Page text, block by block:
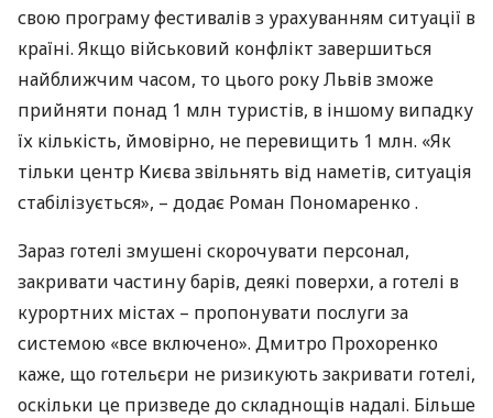
свою програму фестивалів з ​​урахуванням ситуації в
країні. Якщо військовий конфлікт завершиться
найближчим часом, то цього року Львів зможе
прийняти понад 1 млн туристів, в іншому випадку
їх кількість, ймовірно, не перевищить 1 млн. «Як
тільки центр Києва звільнять від наметів, ситуація
стабілізується», – додає Роман Пономаренко .
Зараз готелі змушені скорочувати персонал,
закривати частину барів, деякі поверхи, а готелі в
курортних містах – пропонувати послуги за
системою «все включено». Дмитро Прохоренко
каже, що готельєри не ризикують закривати готелі,
оскільки це призведе до складнощів надалі. Більше